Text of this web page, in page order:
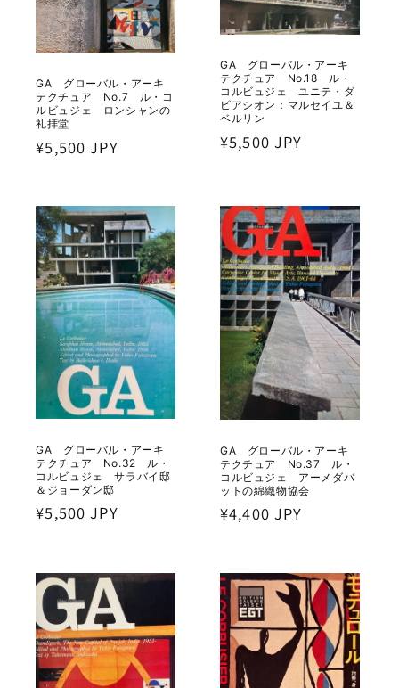
GA グローバル・アーキ
テクチュア No.7 ル・コ
ルビュジェ ロンシャンの
礼拝堂
通
格
¥5,500 JPY
GA グローバル・アーキ
テクチュア No.18 ル・
コルビュジェ ユニテ・ダ
ビアシオン：マルセイユ＆
ベルリン
通
格
¥5,500 JPY
GA グローバル・アーキ
テクチュア No.32 ル・
コルビュジェ サラバイ邸
＆ジョーダン邸
通
格
¥5,500 JPY
GA グローバル・アーキ
テクチュア No.37 ル・
コルビュジェ アーメダバ
ットの綿織物協会
通
格
¥4,400 JPY